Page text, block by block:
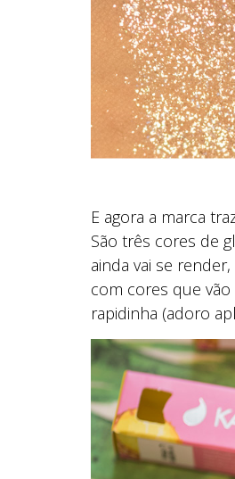
E agora a marca
São três cores de
ainda vai se
com cores que
rapidinha (adoro